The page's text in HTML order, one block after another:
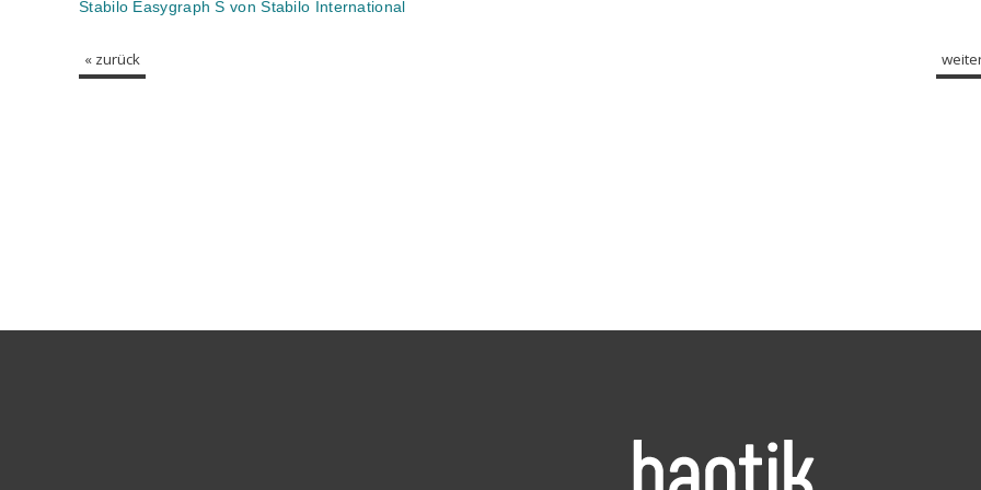
Stabilo Easygraph S von Stabilo International
« zurück